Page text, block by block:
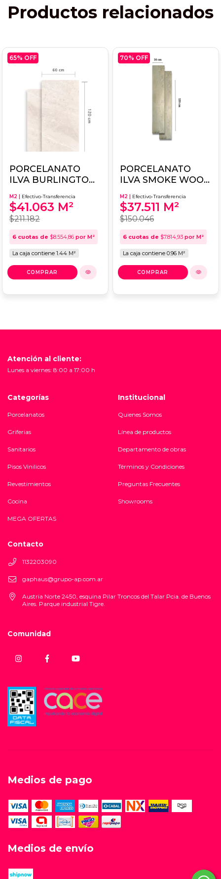
Productos relacionados
65% OFF
PORCELANATO
ILVA BURLINGTON
60X120 1RA.
CALIDAD
M2 | Efectivo-Transferencia
$41.063 M²
$211.182
6 cuotas de $8.554,86 por M²
La caja contiene 1.44 M²
70% OFF
PORCELANATO
ILVA SMOKE WOOD
M2 | Efectivo-Transferencia
$37.511 M²
$150.046
6 cuotas de $7.814,93 por M²
La caja contiene 0.96 M²
Atención al cliente:
Lunes a viernes: 8:00 a 17:00 h
Categorías
Porcelanatos
Griferias
Sanitarios
Pisos Vinilicos
Revestimientos
Cocina
MEGA OFERTAS
Institucional
Quienes Somos
Línea de productos
Departamento de obras
Términos y Condiciones
Preguntas Frecuentes
Showrooms
Contacto
1132203090
gaphaus@grupo-ap.com.ar
Austria Norte 2450, esquina Pilar Troncos del Talar Pcia. de Buenos
Aires. Parque industrial Tigre.
Comunidad
Medios de pago
Medios de envío